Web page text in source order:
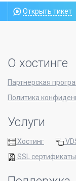
Открыть тикет
О хостинге
Партнерская
Политика
Услуги
Хостинг
SSL сертификаты